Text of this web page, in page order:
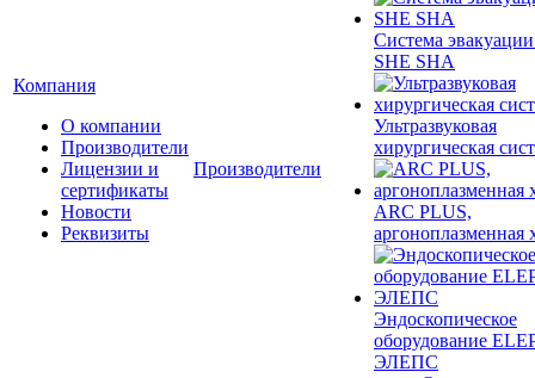
Компания
О компании
Производители
Лицензии и
сертификаты
Новости
Реквизиты
Производители
Система
SHE SHA
Ультразвуковая
хирургическая
ARC PLUS,
аргоноплазменная
Эндоскопическое
оборудование
ЭЛЕПС